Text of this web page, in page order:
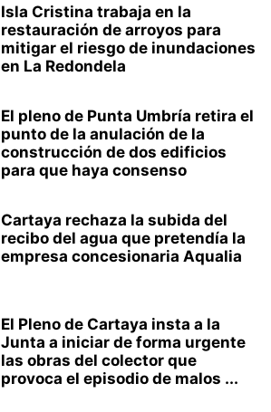
Isla Cristina trabaja en la
restauración de arroyos para
mitigar el riesgo de inundaciones
en La Redondela
El pleno de Punta Umbría retira el
punto de la anulación de la
construcción de dos edificios
para que haya consenso
Cartaya rechaza la subida del
recibo del agua que pretendía la
empresa concesionaria Aqualia
El Pleno de Cartaya insta a la
Junta a iniciar de forma urgente
las obras del colector que
provoca el episodio de malos ...